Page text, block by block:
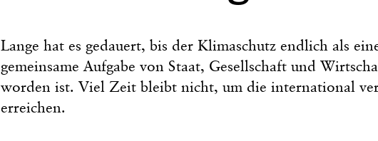
Lange hat es gedauert, bis der Klimaschutz endlich als
gemeinsame Aufgabe von Staat, Gesellschaft und
worden ist. Viel Zeit bleibt nicht, um die international
erreichen.